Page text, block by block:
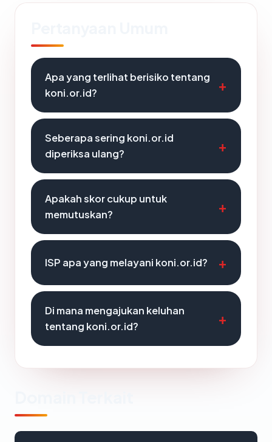
Apa yang terlihat berisiko tentang
koni.or.id?
Seberapa sering koni.or.id
diperiksa ulang?
Apakah skor cukup untuk
memutuskan?
ISP apa yang melayani koni.or.id?
Di mana mengajukan keluhan
tentang koni.or.id?